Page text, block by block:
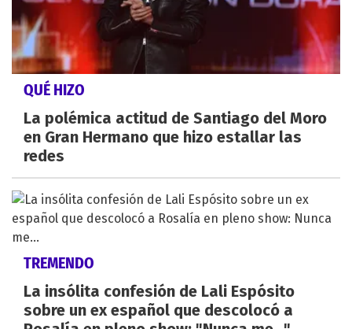
QUÉ HIZO
La polémica actitud de Santiago del Moro
en Gran Hermano que hizo estallar las
redes
TREMENDO
La insólita confesión de Lali Espósito
sobre un ex español que descolocó a